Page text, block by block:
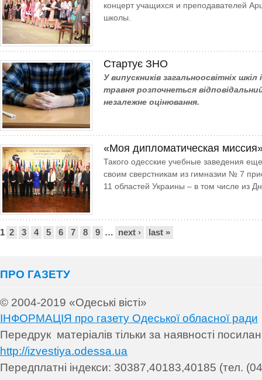
концерт учащихся и преподавателей
школы.
Стартує ЗНО
У випускників загальноосвітніх
травня розпочнеться
незалежне оцінювання.
«Моя дипломатическая
Такого одесские учебные заведения
своим сверстникам из гимназии № 7
11 областей Украины – в том числе из
Сторінки
1 2 3 4 5 6 7 8 9 … next › last »
ПРО ГАЗЕТУ
© 2004-2019 «Одеські вісті»
ІНФОРМАЦІЯ про газету Одеської обласної ради
Передрук матеріалів тільки за наявності
http://izvestiya.odessa.ua
Передплатні індекси: 30387,40183,40185 (тел.